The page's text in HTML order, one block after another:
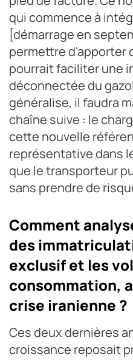
qui commence à
[démarrage en
permettre d'apporter
pourrait faciliter une
déconnectée du
généralise, il faudra
chaîne suive : le
cette nouvelle
représentative dans
que le transporteur
sans prendre de
Comment
des
exclusif et les
consommation,
crise iranienne ?
Ces deux dernières
croissance reposait